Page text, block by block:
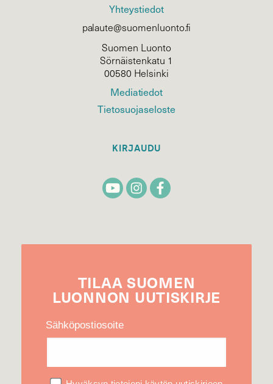
Yhteystiedot
palaute@suomenluonto.fi
Suomen Luonto
Sörnäistenkatu 1
00580 Helsinki
Mediatiedot
Tietosuojaseloste
KIRJAUDU
TILAA SUOMEN
LUONNON UUTIS­KIRJE
Sähköpostiosoite